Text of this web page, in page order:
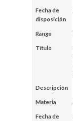
Fecha de
disposición
Rango
Título
Descripción
Materia
Fecha de